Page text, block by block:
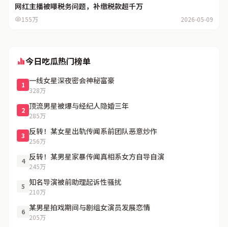
网红主播被曝税务问题，补缴税款超千万
155万 2026-05-09
今日吃瓜热门榜单
1 一线女星深夜密会神秘富豪
328万
2 顶流男星被爆与经纪人隐婚三年
285万
3 反转！某女星出轨传闻系前团队恶意炒作
256万
4 反转！某男星家暴传闻真相系女方自导自演
245万
5 知名导演被前助理起诉性骚扰
210万
6 某男星拍戏期间与剧组女演员发展恋情
205万